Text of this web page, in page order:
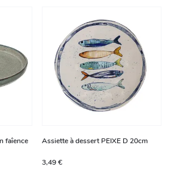
faîence
Assiette à dessert PEIXE D 20cm
3,49 €